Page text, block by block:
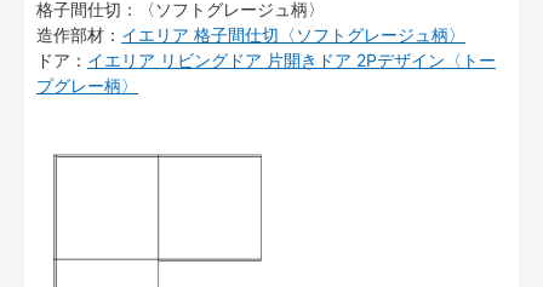
格子間仕切：〈ソフトグレージュ柄〉
造作部材： イエリア 格子間仕切〈ソフトグレージュ柄〉
ドア： イエリア リビングドア 片開きドア 2Pデザイン〈トー
プグレー柄〉